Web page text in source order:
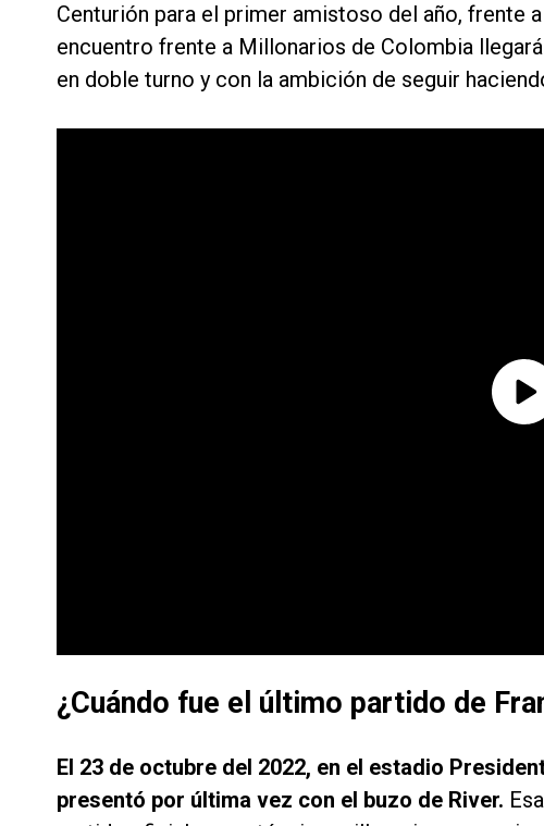
Centurión para el primer amistoso del año, frente
encuentro frente a Millonarios de Colombia
en doble turno y con la ambición de seguir
¿Cuándo fue el último partido de
El 23 de octubre del 2022, en el estadio
presentó por última vez con el buzo de River.